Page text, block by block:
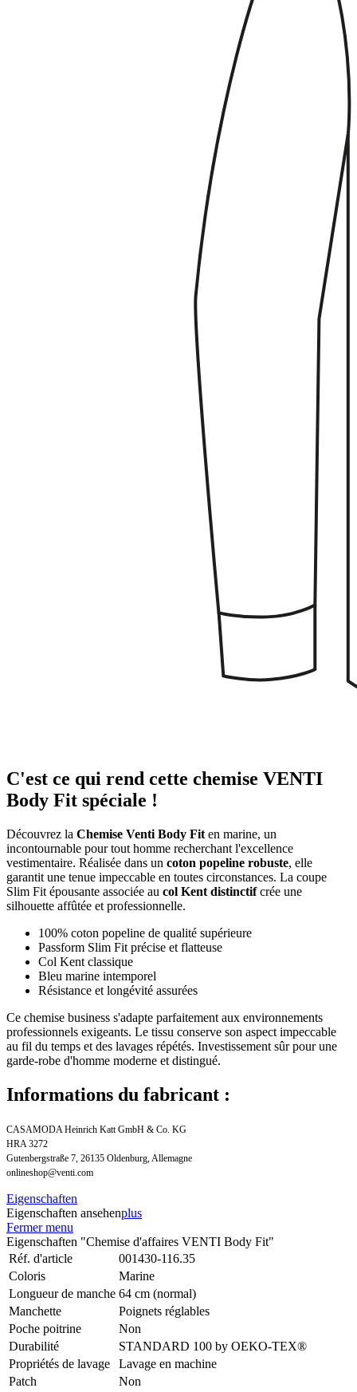
C'est ce qui rend cette chemise VENTI
Body Fit spéciale !
Découvrez la Chemise Venti Body Fit en marine, un
incontournable pour tout homme recherchant l'excellence
vestimentaire. Réalisée dans un coton popeline robuste, elle
garantit une tenue impeccable en toutes circonstances. La coupe
Slim Fit épousante associée au col Kent distinctifcrée une
silhouette affûtée et professionnelle.
100% coton popeline de qualité supérieure
Passform Slim Fit précise et flatteuse
Col Kent classique
Bleu marine intemporel
Résistance et longévité assurées
Ce chemise business s'adapte parfaitement aux environnements
professionnels exigeants. Le tissu conserve son aspect impeccable
au fil du temps et des lavages répétés. Investissement sûr pour une
garde-robe d'homme moderne et distingué.
Informations du fabricant :
CASAMODA Heinrich Katt GmbH & Co. KG
HRA 3272
Gutenbergstraße 7, 26135 Oldenburg, Allemagne
onlineshop@venti.com
Eigenschaften
Eigenschaften ansehenplus
Fermer menu
Eigenschaften "Chemise d'affaires VENTI Body Fit"
Réf. d'article
001430-116.35
Coloris
Marine
Longueur de manche 64 cm (normal)
Manchette
Poignets réglables
Poche poitrine
Non
Durabilité
STANDARD 100 by OEKO-TEX®
Propriétés de lavage
Lavage en machine
Patch
Non